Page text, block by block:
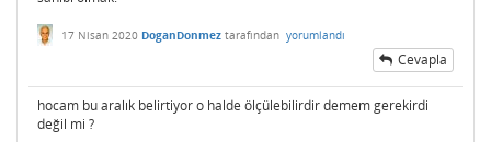
17 Nisan 2020 DoganDonmez tarafından yorumlandı
Cevapla
hocam bu aralık belirtiyor o halde ölçülebilirdir demem gerekirdi
değil mi ?